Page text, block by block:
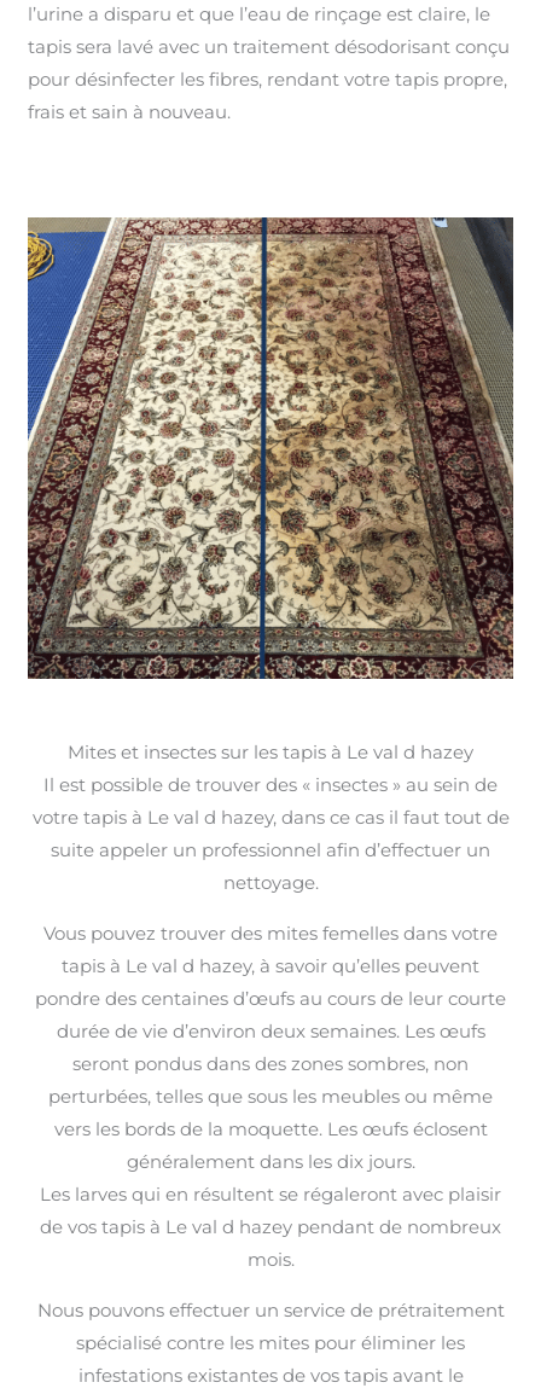
l’urine a disparu et que l’eau de rinçage est claire, le
tapis sera lavé avec un traitement désodorisant conçu
pour désinfecter les fibres, rendant votre tapis propre,
frais et sain à nouveau.
Mites et insectes sur les tapis à Le val d hazey
Il est possible de trouver des « insectes » au sein de
votre tapis à Le val d hazey, dans ce cas il faut tout de
suite appeler un professionnel afin d’effectuer un
nettoyage.
Vous pouvez trouver des mites femelles dans votre
tapis à Le val d hazey, à savoir qu’elles peuvent
pondre des centaines d’œufs au cours de leur courte
durée de vie d’environ deux semaines. Les œufs
seront pondus dans des zones sombres, non
perturbées, telles que sous les meubles ou même
vers les bords de la moquette. Les œufs éclosent
généralement dans les dix jours.
Les larves qui en résultent se régaleront avec plaisir
de vos tapis à Le val d hazey pendant de nombreux
mois.
Nous pouvons effectuer un service de prétraitement
spécialisé contre les mites pour éliminer les
infestations existantes de vos tapis avant le